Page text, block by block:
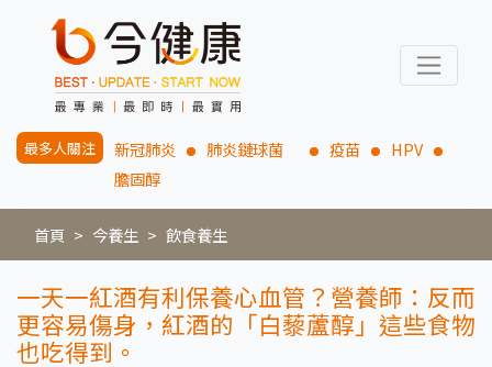
最多人關注 新冠肺炎 肺炎鏈球菌 疫苗
HPV
膽固醇
首頁 今養生 飲食養生
一天一紅酒有利保養心血管？營養師：反而
更容易傷身，紅酒的「白藜蘆醇」這些食物
也吃得到。